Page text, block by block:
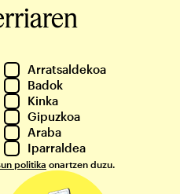
Arratsaldekoa
Badok
Kinka
Gipuzkoa
Araba
Iparraldea
politika onartzen duzu.